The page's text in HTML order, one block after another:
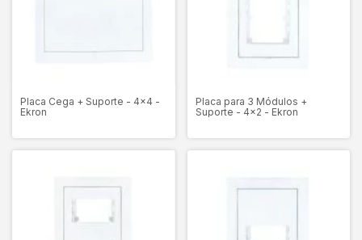
Placa Cega + Suporte - 4x4 -
Ekron
Placa para 3 Módulos +
Suporte - 4x2 - Ekron